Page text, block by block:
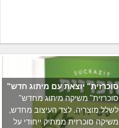
"סוכרזית" יוצאת עם מיתוג חדש
"סוכרזית" משיקה מיתוג מחדש
לשלל מוצריה. לצד העיצוב מחדש,
משיקה סוכרזית ממתיק ייחודי על